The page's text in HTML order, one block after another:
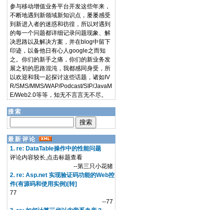
参与移动增值业务平台开发这些年来，
不断地遇到新领域新知识点，屡屡感受
到新进入者的迷惑和彷徨，所以对遇到
的每一个问题都详细记录问题现象、解
决思路以及解决方案，并在blog中留下
印迹，以备他日有心人google之而知
之。你们的新手之痛，你们的新业务发
展之初的思路混沌，我都感同身受，所
以欢迎和我一起探讨这些话题，诸如IV
R/SMS/MMS/WAP/Podcast/SIP/JavaM
E/Web2.0等等，知无不言言无不尽。
搜索
最新评论
1. re: DataTable操作中的性能问题
评论内容较长,点击标题查看
--第三只小花猪
2. re: Asp.net 实现验证码功能的Web控
件(有源码和使用实例)[转]
77
--77